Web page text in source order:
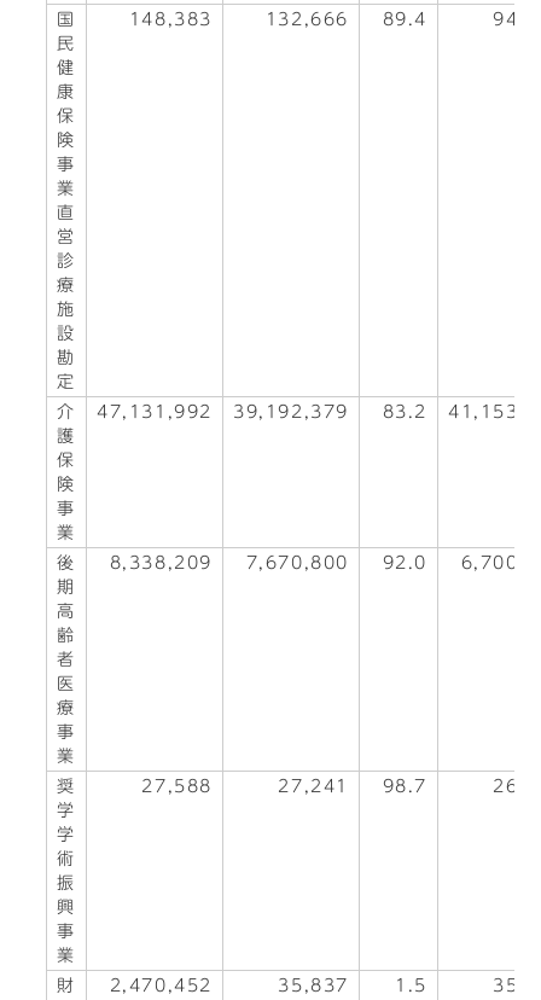
国
民
健
康
保
険
事
業
直
営
診
療
施
設
勘
定
148,383 132,666 89.4
介
護
保
険
事
業
47,131,992 39,192,379 83.2
後
期
高
齢
者
医
療
事
業
8,338,209 7,670,800 92.0
奨
学
学
術
振
興
事
業
27,588 27,241 98.7
財
2,470,452 35,837 1.5